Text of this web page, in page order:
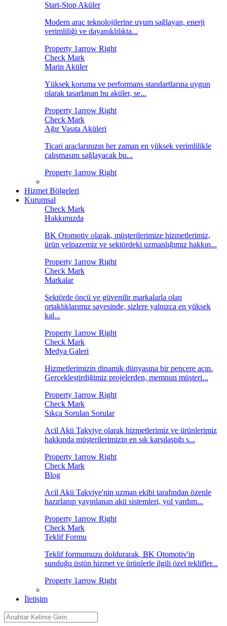
Start-Stop Aküler
Modern araç teknolojilerine uyum sağlayan, enerji
verimliliği ve dayanıklılıkta...
Marin Aküler
Yüksek koruma ve performans standartlarına uygun
olarak tasarlanan bu aküler, se...
Ağır Vasıta Aküleri
Ticari araçlarınızın her zaman en yüksek verimlilikle
çalışmasını sağlayacak bu...
Hizmet Bölgeleri
Kurumsal
Hakkımızda
BK Otomotiv olarak, müşterilerimize hizmetlerimiz,
ürün yelpazemiz ve sektördeki uzmanlığımız hakkın...
Markalar
Sektörde öncü ve güvenilir markalarla olan
ortaklıklarımız sayesinde, sizlere yalnızca en yüksek
kal...
Medya Galeri
Hizmetlerimizin dinamik dünyasına bir pencere açın.
Gerçekleştirdiğimiz projelerden, memnun müşteri...
Sıkça Sorulan Sorular
Acil Akü Takviye olarak hizmetlerimiz ve ürünlerimiz
hakkında müşterilerimizin en sık karşılaştığı s...
Blog
Acil Akü Takviye'nin uzman ekibi tarafından özenle
hazırlanıp yayınlanan akü sistemleri, yol yardım...
Teklif Formu
Teklif formumuzu doldurarak, BK Otomotiv'in
sunduğu üstün hizmet ve ürünlerle ilgili özel teklifler...
İletişim